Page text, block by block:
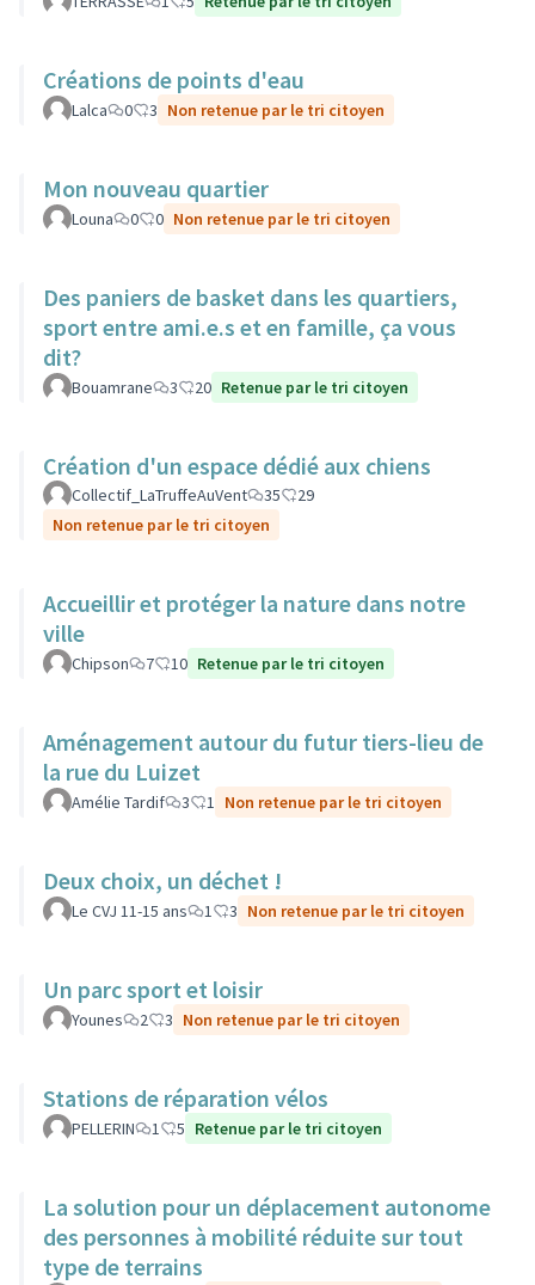
Créations de points d'eau
Lalca 0 3 Non retenue par le tri citoyen
Mon nouveau quartier
Louna 0 0 Non retenue par le tri citoyen
Des paniers de basket dans les quartiers,
sport entre ami.e.s et en famille, ça vous
dit?
Bouamrane 3 20 Retenue par le tri citoyen
Création d'un espace dédié aux chiens
Collectif_LaTruffeAuVent 35
29
Non retenue par le tri citoyen
Accueillir et protéger la nature dans notre
ville
Chipson 7 10 Retenue par le tri citoyen
Aménagement autour du futur tiers-lieu de
la rue du Luizet
Amélie Tardif 3 1 Non retenue par le tri citoyen
Deux choix, un déchet !
Le CVJ 11-15 ans 1 3 Non retenue par le tri citoyen
Un parc sport et loisir
Younes 2 3 Non retenue par le tri citoyen
Stations de réparation vélos
PELLERIN 1 5 Retenue par le tri citoyen
La solution pour un déplacement autonome
des personnes à mobilité réduite sur tout
type de terrains